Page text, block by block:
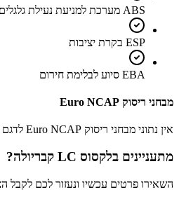
ABS מערכת למניעת נעילת גלגלים
ESP בקרת יציבות
EBA סיוע לבלימת חירום
מבחני ריסוק Euro NCAP
אין נתוני מבחני ריסוק Euro NCAP לדגם זה
מתעניינים בלקסוס LC קבריולה ?
השאירו פרטים עכשיו ונעזור לכם לקבל